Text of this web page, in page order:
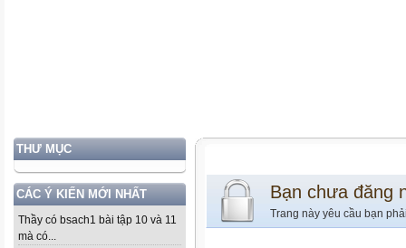
THƯ MỤC
CÁC Ý KIẾN MỚI NHẤT
Thầy có bsach1 bài tập 10 và 11
mà có...
Bạn chưa đăng
Trang này yêu cầu bạn